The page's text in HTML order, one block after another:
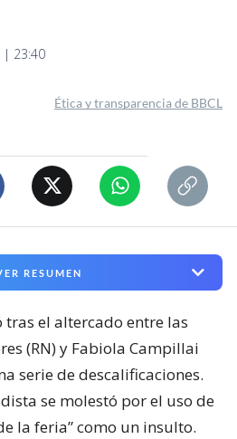
| 23:40
Ética y transparencia de BBCL
RESUMEN
tras el altercado entre las
(RN) y Fabiola Campillai
serie de descalificaciones.
se molestó por el uso de
la feria” como un insulto.